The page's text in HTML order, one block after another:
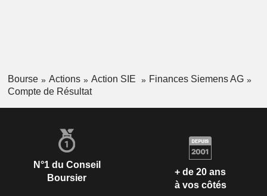
Bourse Actions Action SIE
Finances Siemens AG
Compte de Résultat
N°1 du Conseil
Boursier
+ de 20 ans
à vos côtés